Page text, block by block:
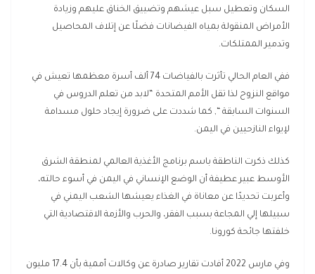
السكان وتعطيل سبل عيشهم وتضييق الخناق عليهم وزيادة
الأمراض المنقولة بمياه الفيضانات فضلًا عن إتلاف المحاصيل
وتدمير الممتلكات.
ففي العام الحالي تأثرت بالفياضات 74 ألف أسرة معظمها تعيش في
مواقع النزوح لذا تقل الأمم المتحدة “لابد من تعلم الدروس في
السنوات السابقة “, كما شددت على ضرورة إيجاد حلول مسدامة
لإيواء النازحيين في اليمن.
كذلك ذكرت الناطقة باسم برنامج الأغذية العالمي لمنطقة الشرق
الأوسط عبير عطيفة أن الوضع الإنساني في اليمن في أسوء حالته،
وأعربت تحديدًا عن معاناة في الغذاء يعيشها الشعب اليمني في
سبيلها إلي المجاعة بسبب الفقر، والحرب والأزمة الاقتصادية التي
خلفتها جائحة كورونا.
وفي مارس 2022 أفادت تقارير صادرة عن وكالات أممية بأن 17.4 مليون